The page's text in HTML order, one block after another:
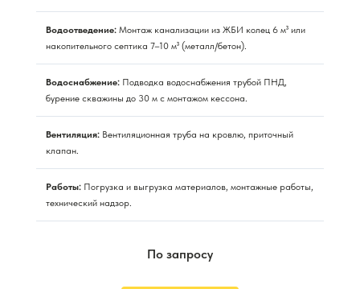
Водоотведение: Монтаж канализации из ЖБИ колец 6 м³ или
накопительного септика 7–10 м³ (металл/бетон).
Водоснабжение: Подводка водоснабжения трубой ПНД,
бурение скважины до 30 м с монтажом кессона.
Вентиляция: Вентиляционная труба на кровлю, приточный
клапан.
Работы: Погрузка и выгрузка материалов, монтажные работы,
технический надзор.
По запросу